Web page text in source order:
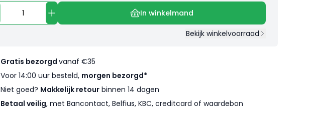
In winkelmand
Bekijk winkelvoorraad
Gratis bezorgd vanaf €35
Voor 14:00 uur besteld, morgen bezorgd*
Niet goed? Makkelijk retour binnen 14 dagen
Betaal veilig, met Bancontact, Belfius, KBC, creditcard of waardebon